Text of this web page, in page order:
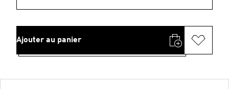
Ajouter au panier